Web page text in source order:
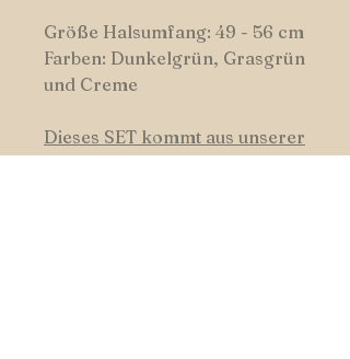
Größe Halsumfang: 49 - 56 cm
Farben: Dunkelgrün, Grasgrün
und Creme
Dieses SET kommt aus unserer